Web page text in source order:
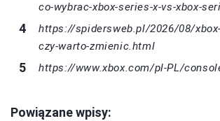
co-wybrac-xbox-series-x-vs-xbox-
https://spidersweb.pl/2026/08/
czy-warto-zmienic.html
https://www.xbox.com/pl-PL/
Powiązane wpisy: